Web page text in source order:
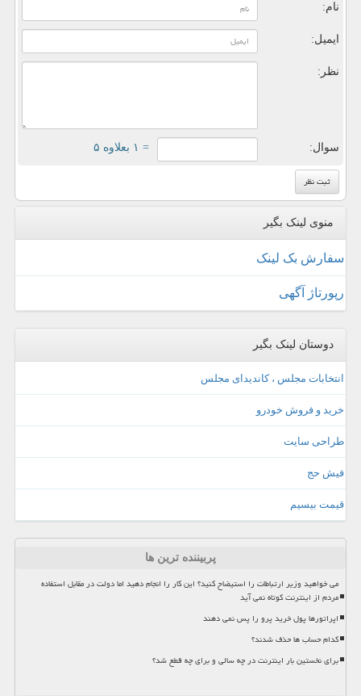
نام:
ایمیل:
نظر:
سوال: = ۱ بعلاوه ۵
منوی لینک بگیر
سفارش بک لینک
رپورتاژ آگهی
دوستان لینک بگیر
انتخابات مجلس ، کاندیدای مجلس
خرید و فروش خودرو
طراحی سایت
فیش حج
قیمت بیسیم
پربیننده ترین ها
می خواهید وزیر ارتباطات را استیضاح کنید؟ این کار را انجام دهید اما دولت در مقابل استفاده
مردم از اینترنت کوتاه نمی آید
اپراتورها پول خرید پرو را پس نمی دهند
کدام حساب ها حذف شدند؟
برای نخستین بار اینترنت در چه سالی و برای چه قطع شد؟